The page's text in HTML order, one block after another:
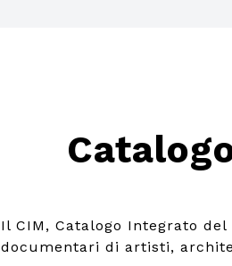
Il CIM, Catalogo Integrato
documentari di artisti,